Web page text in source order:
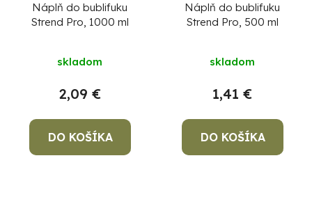
Náplň do bublifuku
Strend Pro, 1000 ml
skladom
2,09 €
DO KOŠÍKA
Náplň do bublifuku
Strend Pro, 500 ml
skladom
1,41 €
DO KOŠÍKA